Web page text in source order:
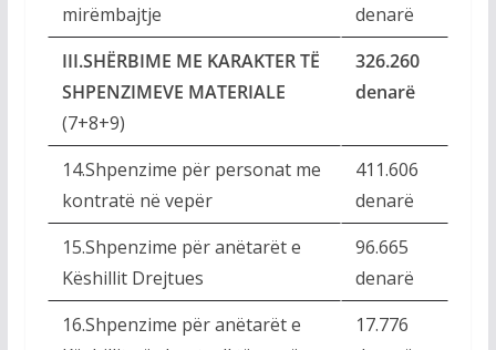
mirëmbajtje
denarë
III.SHËRBIME ME KARAKTER TË
SHPENZIMEVE MATERIALE
(7+8+9)
326.260
denarë
14.Shpenzime për personat me
kontratë në vepër
411.606
denarë
15.Shpenzime për anëtarët e
Këshillit Drejtues
96.665
denarë
16.Shpenzime për anëtarët e
17.776